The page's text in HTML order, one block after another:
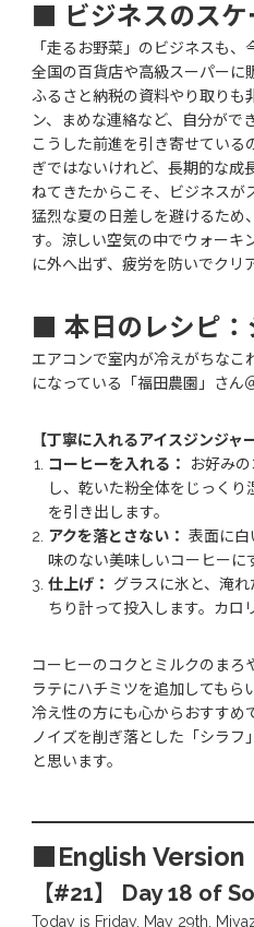
■ ビジネスのス
「走るお野菜」のビジネスも
全国の百貨店や高級スーパーに
ふるさと納税の資料やり取りも
ン、まめな連絡など、自分がで
こうした前進を引き寄せている
ぎではないけれど、長期的な成
ねてきたからこそ、ビジネスが
猛烈な夏の日差しを避けるため
す。涼しい空気の中でウォーキ
に外へ出ず、疲労を防いでクリ
■ 本日のレシピ
エアコンで室内が冷えがちなこ
になっている「福田農園」さん
【丁寧に入れるアイスジンジャ
コーヒーを入れる：
お好み
し、乾いた粉全体をじっく
を引き出します。
アクを落とさない： 表面に白
味のない美味しいコーヒーに
仕上げ：
グラスに氷と、淹
ちり計って投入します。カロ
コーヒーのコクとミルクのまろ
ラテにハチミツを追加してもら
冷え性の方にも心からおすすめ
ノイズを削ぎ落とした「シラ
と思います。
■English Version
【#21】 Day 18 of
Today is Friday, May 29th.